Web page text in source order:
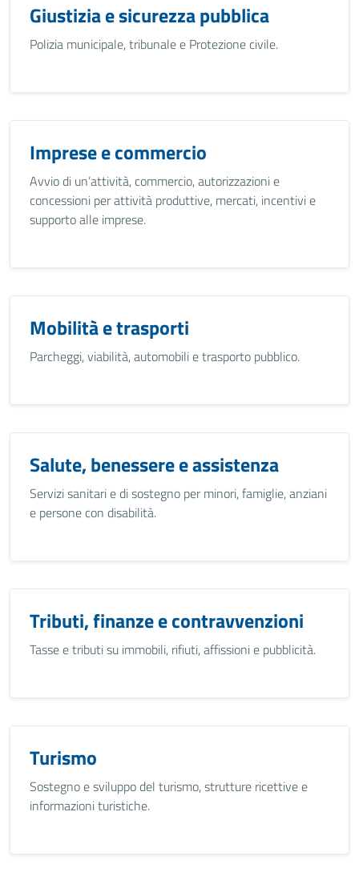
Giustizia e sicurezza pubblica
Polizia municipale, tribunale e Protezione civile.
Imprese e commercio
Avvio di un’attività, commercio, autorizzazioni e
concessioni per attività produttive, mercati, incentivi e
supporto alle imprese.
Mobilità e trasporti
Parcheggi, viabilità, automobili e trasporto pubblico.
Salute, benessere e assistenza
Servizi sanitari e di sostegno per minori, famiglie, anziani
e persone con disabilità.
Tributi, finanze e contravvenzioni
Tasse e tributi su immobili, rifiuti, affissioni e pubblicità.
Turismo
Sostegno e sviluppo del turismo, strutture ricettive e
informazioni turistiche.